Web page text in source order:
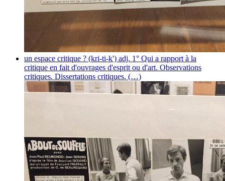
un espace critique ? (kri-ti-k') adj. 1° Qui a rapport à la
critique en fait d'ouvrages d'esprit ou d'art. Observations
critiques. Dissertations critiques. (…)